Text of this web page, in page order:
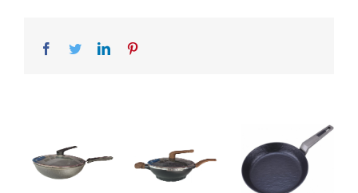
Facebook
TwitterLinkedIn